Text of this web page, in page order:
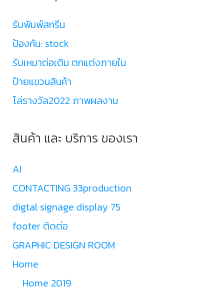
รับพิมพ์สกรีน
ป้องกัน: stock
รับเหมาต่อเติม ตกแต่งภายใน
ป้ายแขวนสินค้า
โล่รางวัล2022 ภาพผลงาน
สินค้า และ บริการ ของเรา
AI
CONTACTING 33production
digtal signage display 75
footer ติดต่อ
GRAPHIC DESIGN ROOM
Home
Home 2019